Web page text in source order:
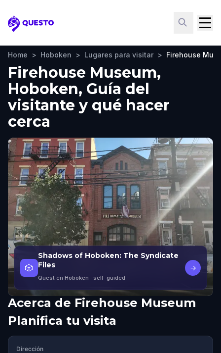
Questo
Home > Hoboken > Lugares para visitar > Firehouse
Firehouse Museum,
Hoboken, Guía del
visitante y qué hacer
cerca
🎲
Shadows of Hoboken: The Syndicate
Files
Quest en Hoboken · self-guided
→
Acerca de Firehouse Museum
Planifica tu visita
Dirección